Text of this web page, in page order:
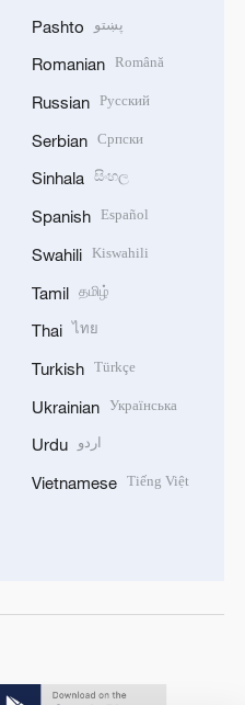
Pashto پښتو
Romanian Română
Russian Русский
Serbian Српски
Sinhala සිංහල
Spanish Español
Swahili Kiswahili
Tamil தமிழ்
Thai ไทย
Turkish Türkçe
Ukrainian Українська
Urdu اردو
Vietnamese Tiếng Việt